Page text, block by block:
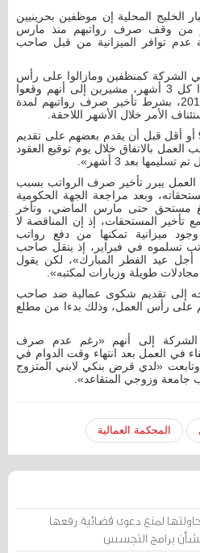
الخليج المحلية إن موظفين بحرينيين
من وقف صرف رواتبهم منذ مارس
بحجة عدم توافر الميزانية من قبل صاحب
الشركة كمنظفين ومازالوا على رأس
العمل أنهم يتسلمون راتبا واحدا كل 3 أشهر، مشيرين إلى أنهم وقعوا
عقود عمل خلال نوفمبر عام 2018، بشرط تأخير صرف رواتبهم لمدة
الأمر خلال الأشهر اللاحقة.
ان عددهم يصل إلى 90 أو أقل قبل أن يقدم بعضهم على تقديم
العمل بالاتفاق خلال يوم توقيع العقود
بعد 3 أشهر».
يبرر تأخير صرف الرواتب بسبب
وبعد مراجعة الجهة الحكومية
مستحق حتى مارس الماضي، وتأخر
المستحقات، إذ إن المناقصة لا
ميزانية تمكنها من دفع رواتب
تسلموه في فبراير، إذ ينقل صاحب
أجل عيد الفطر المبارك»، لكن يقول
طويلة وزيارات لمكتبه».
إلى تقديم شكوى عمالية ضد صاحب
على رأس العمل، وذلك بدءا من مطلع
إلى أنهم «رغم عدم صرف
في العمل بعد انتهاء وقت الدوام في
وتابعت «لدي قرض بنكي لابني المتزوج
جامعة وزوجي المتقاعد».
المحكمة العمالية
لمنع دعوى قضائية رفعها
برامج التجسس